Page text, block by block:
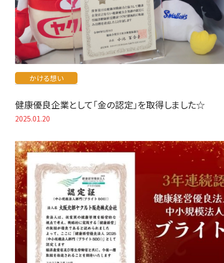
かける想い
健康優良企業として「金の認定」を取得しました☆
2025.01.20